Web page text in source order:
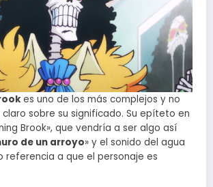
es uno de los más complejos y no
sobre su significado. Su epíteto en
Brook», que vendría a ser algo así
de un arroyo» y el sonido del agua
referencia a que el personaje es